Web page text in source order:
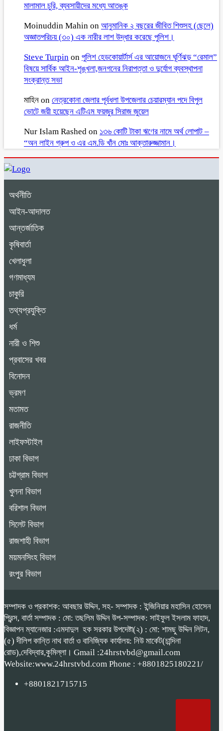
মালামাল চুরি, ব্যবসায়ীদের মধ্যে আতঙ্ক
Moinuddin Mahin on আনুমানিক ২ বছরের জীবিত শিশুসহ (ছেলে)
অজ্ঞাতপরিচয় (৩০) এক নারীর লাশ উদ্ধার করেছে পুলিশ।
Steve Turpin on পুলিশ হেডকোয়ার্টার্স এর আয়োজনে ঘূর্ণিঝড় “রেমাল”
বিষয়ে সার্বিক আইন-শৃঙ্খলা,জনগনের নিরাপত্তা ও দুর্যোগ ব্যবস্থাপনা
সংক্রান্ত সভা
মাহিন on নেত্রকোনা জেলার পূর্বধলা উপজেলার চেয়ারম্যান পদে বিপুল
ভোটে জয়ী হয়েছেন এটিএম ফয়জুর সিরাজ জুয়েল
Nur Islam Rashed on ১৩৬ কোটি টাকা ঋণের নামে অর্থ লোপাট –
“অন লাইন গ্রুপ ও এর এম.ডি খাঁন মোঃ আক্তারুজ্জামান।
অর্থনীতি
আইন-আদালত
আন্তর্জাতিক
কৃষিবার্তা
খেলাধুলা
গণমাধ্যম
চাকুরি
তথ্যপ্রযুক্তি
ধর্ম
নারী ও শিশু
প্রবাসের খবর
বিনোদন
ভ্রমণ
মতামত
রাজনীতি
লাইফস্টাইল
ঢাকা বিভাগ
চট্টগ্রাম বিভাগ
খুলনা বিভাগ
বরিশাল বিভাগ
সিলেট বিভাগ
রাজশাহী বিভাগ
ময়মনসিংহ বিভাগ
রংপুর বিভাগ
সম্পাদক ও প্রকাশক: আবছার উদ্দিন, সহ- সম্পাদক : ইন্জিনিয়ার মহাসিন হোসেন
প্রিন্স, বার্তা সম্পাদক : মো: তছলিম উদ্দিন উপ-সম্পাদক: সাইফুল ইসলাম ফাহাদ,
বিজ্ঞাপন ম্যানেজার :এমদাদুল হক সরকার উপদেষ্টা(২) : মো: শামছু উদ্দিন লিটন,
(৫) দীলিপ কান্তি নাথ বার্তা ও বানিজ্যিক কার্যালয়: নিউ মার্কেট(চান্দিনা
রোড),দেবিদ্বার,কুমিল্লা। Gmail :24hrstvbd@gmail.com
Website:www.24hrstvbd.com Phone : +8801825180221/
+8801821715715